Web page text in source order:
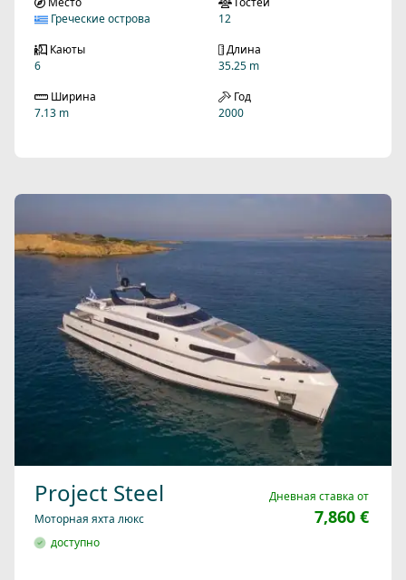
Греческие острова
12
Каюты
6
Длина
35.25 m
Ширина
7.13 m
Год
2000
Project Steel
Моторная яхта люкс
доступно
Дневная ставка от
7,860 €